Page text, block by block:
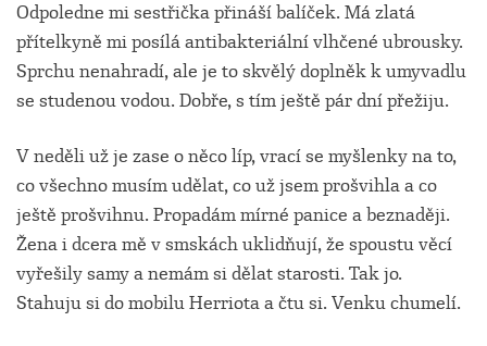
Odpoledne mi sestřička přináší balíček. Má zlatá
přítelkyně mi posílá antibakteriální vlhčené ubrousky.
Sprchu nenahradí, ale je to skvělý doplněk k umyvadlu
se studenou vodou. Dobře, s tím ještě pár dní přežiju.
V neděli už je zase o něco líp, vrací se myšlenky na to,
co všechno musím udělat, co už jsem prošvihla a co
ještě prošvihnu. Propadám mírné panice a beznaději.
Žena i dcera mě v smskách uklidňují, že spoustu věcí
vyřešily samy a nemám si dělat starosti. Tak jo.
Stahuju si do mobilu Herriota a čtu si. Venku chumelí.